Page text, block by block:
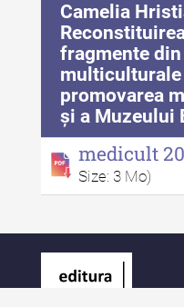
Camelia
fragmente
multiculturale
promovarea
și a Muzeului
medicult
Size: 3 Mo)